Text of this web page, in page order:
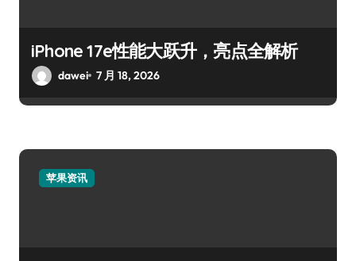
iPhone 17e性能大跃升，亮点全解析
dawei 7 月 18, 2026
苹果资讯